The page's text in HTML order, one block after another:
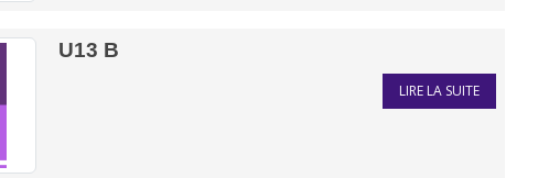
U13 B
LIRE LA SUITE